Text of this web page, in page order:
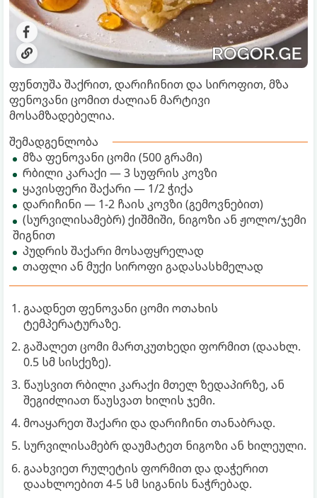
ფუნთუშა შაქრით, დარიჩინით და სიროფით, მზა
ფენოვანი ცომით ძალიან მარტივი
მოსამზადებელია.
შემადგენლობა
მზა ფენოვანი ცომი (500 გრამი)
რბილი კარაქი — 3 სუფრის კოვზი
ყავისფერი შაქარი — 1/2 ჭიქა
დარიჩინი — 1-2 ჩაის კოვზი (გემოვნებით)
(სურვილისამებრ) ქიშმიში, ნიგოზი ან ჟოლო/ჯემი
შიგნით
პუდრის შაქარი მოსაფყრელად
თაფლი ან მუქი სიროფი გადასასხმელად
გაადნეთ ფენოვანი ცომი ოთახის
ტემპერატურაზე.
გაშალეთ ცომი მართკუთხედი ფორმით (დაახლ.
0.5 სმ სისქეზე).
წაუსვით რბილი კარაქი მთელ ზედაპირზე, ან
შეგიძლიათ წაუსვათ ხილის ჯემი.
მოაყარეთ შაქარი და დარიჩინი თანაბრად.
სურვილისამებრ დაუმატეთ ნიგოზი ან ხილეული.
გაახვიეთ რულეტის ფორმით და დაჭერით
დაახლოებით 4-5 სმ სიგანის ნაჭრებად.